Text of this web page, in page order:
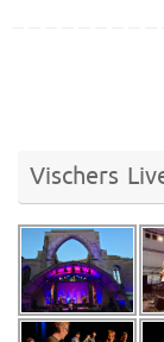
Vischers